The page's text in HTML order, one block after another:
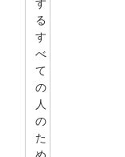
る
す
べ
て
の
人
の
た